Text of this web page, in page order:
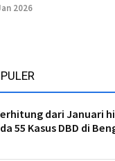
2026
dari Januari
55 Kasus DBD di